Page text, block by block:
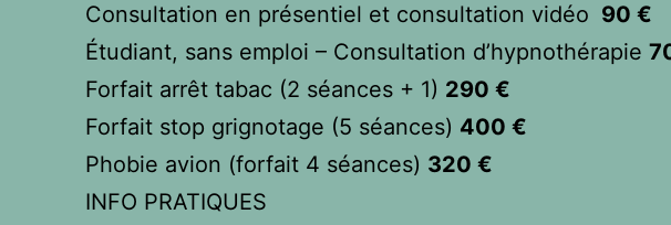
Consultation en présentiel et consultation vidéo 90 €
Étudiant, sans emploi – Consultation d’hypnothérapie
Forfait arrêt tabac (2 séances + 1) 290 €
Forfait stop grignotage (5 séances) 400 €
Phobie avion (forfait 4 séances) 320 €
INFO PRATIQUES